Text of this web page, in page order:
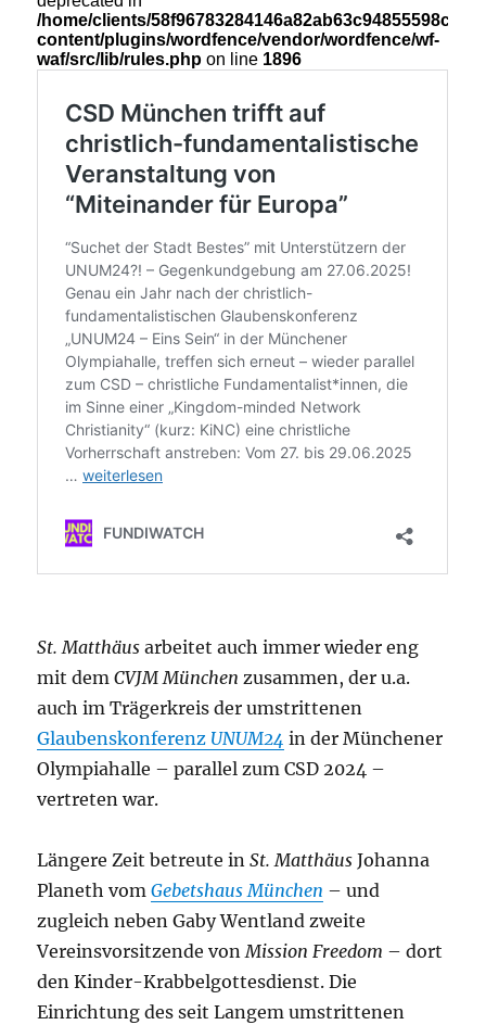
St. Matthäus arbeitet auch immer wieder eng
mit demCVJM München zusammen, der u.a.
auch im Trägerkreis der umstrittenen
Glaubenskonferenz UNUM24 in der Münchener
Olympiahalle – parallel zum CSD 2024 –
vertreten war.
Längere Zeit betreute inSt. Matthäus Johanna
Planeth vomGebetshaus München – und
zugleich neben Gaby Wentland zweite
Vereinsvorsitzende vonMission Freedom – dort
den Kinder-Krabbelgottesdienst. Die
Einrichtung des seit Langem umstrittenen